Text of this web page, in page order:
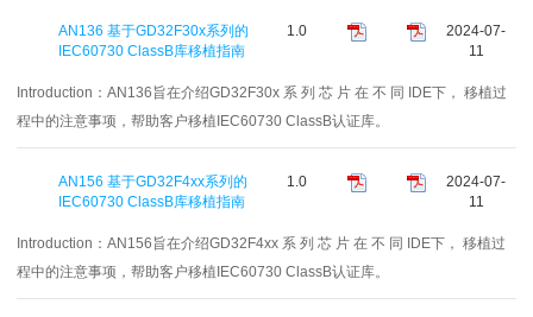
AN136 基于GD32F30x系列的
IEC60730 ClassB库移植指南
1.0
2024-07-
11
Introduction： AN136旨在介绍GD32F30x 系 列 芯 片 在 不 同 IDE下， 移植过
程中的注意事项，帮助客户移植IEC60730 ClassB认证库。
AN156 基于GD32F4xx系列的
IEC60730 ClassB库移植指南
1.0
2024-07-
11
Introduction： AN156旨在介绍GD32F4xx 系 列 芯 片 在 不 同 IDE下， 移植过
程中的注意事项，帮助客户移植IEC60730 ClassB认证库。